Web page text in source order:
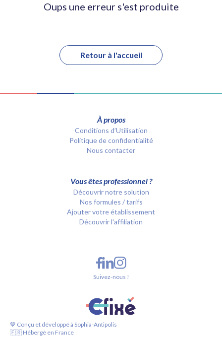
Oups une erreur s'est produite
Retour à l'accueil
À propos
Conditions d’Utilisation
Politique de confidentialité
Nous contacter
Vous êtes professionnel ?
Découvrir notre solution
Nos formules / tarifs
Ajouter votre établissement
Découvrir l'affiliation
💙 Conçu et développé à Sophia-Antipolis
🇫🇷 Hébergé en France
Suivez-nous !